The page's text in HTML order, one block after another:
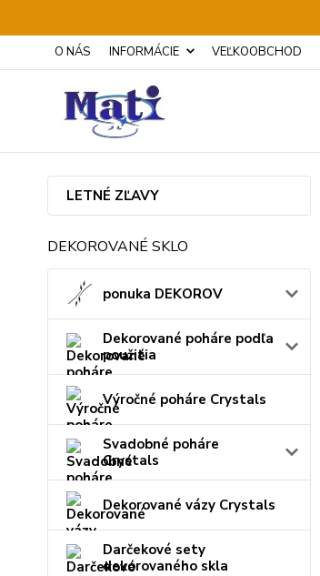
O NÁS INFORMÁCIE VEĽKOOBCHOD
LETNÉ ZĽAVY
DEKOROVANÉ SKLO
ponuka DEKOROV
Dekorované poháre podľa
použitia
Výročné poháre Crystals
Svadobné poháre
Crystals
Dekorované vázy Crystals
Darčekové sety
dekorovaného skla